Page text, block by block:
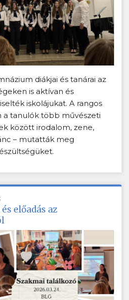
diákjai és tanárai az
is aktívan és
iskolájukat. A rangos
a tanulók több művészeti
között irodalom, zene,
– mutatták meg
előadás az